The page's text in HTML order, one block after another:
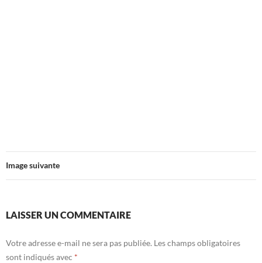
Image suivante
LAISSER UN COMMENTAIRE
Votre adresse e-mail ne sera pas publiée. Les champs obligatoires
sont indiqués avec *